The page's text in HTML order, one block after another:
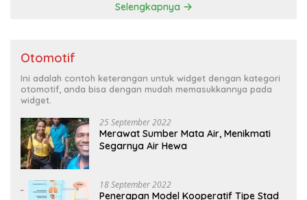
Selengkapnya
Otomotif
Ini adalah contoh keterangan untuk widget dengan kategori
otomotif, anda bisa dengan mudah memasukkannya pada
widget.
25 September 2022
Merawat Sumber Mata Air, Menikmati
Segarnya Air Hewa
18 September 2022
Penerapan Model Kooperatif Tipe Stad